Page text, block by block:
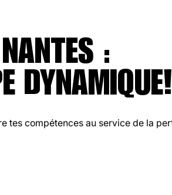
:
DYNAMIQUE!
tes compétences au service de la